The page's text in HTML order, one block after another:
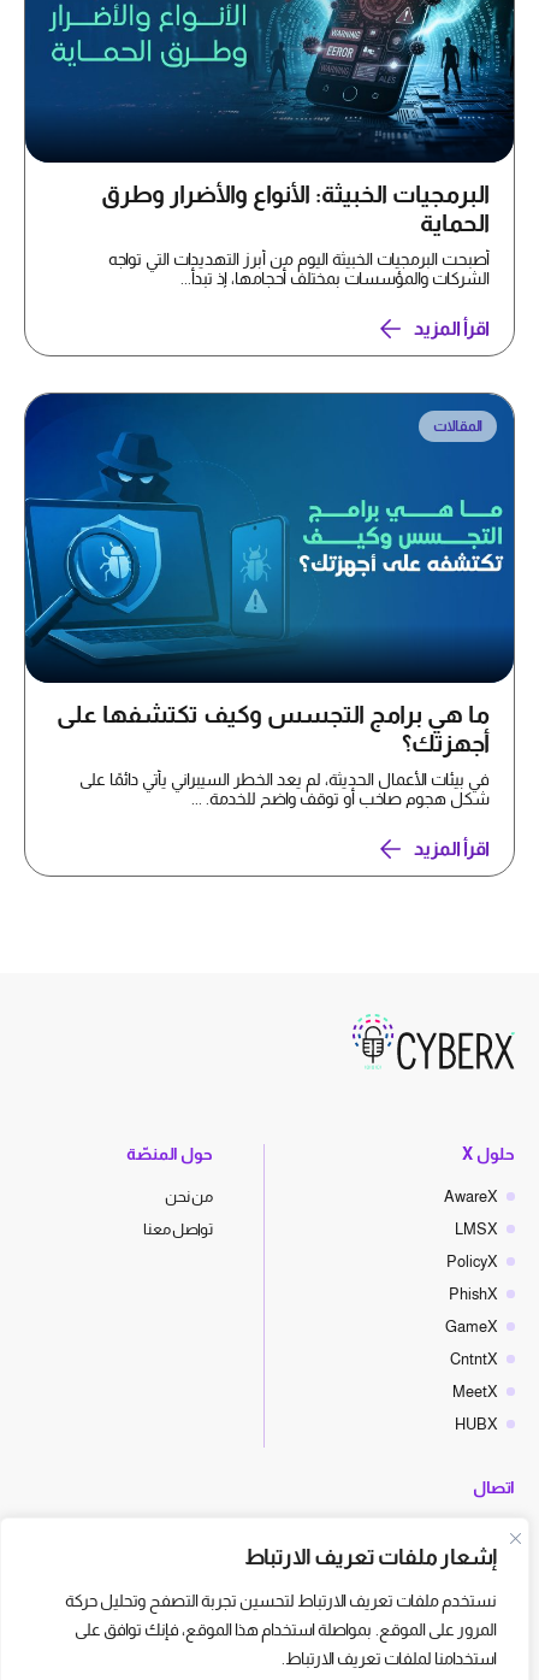
إشعار ملفات تعريف الارتباط
نستخدم ملفات تعريف الارتباط لتحسين تجربة التصفح وتحليل حركة
المرور على الموقع. بمواصلة استخدام هذا الموقع، فإنك توافق على
استخدامنا لملفات تعريف الارتباط.
البرمجيات الخبيثة: الأنواع والأضرار وطرق
الحماية
أصبحت البرمجيات الخبيثة اليوم من أبرز التهديدات التي تواجه
الشركات والمؤسسات بمختلف أحجامها، إذ تبدأ...
اقرأ المزيد
المقالات
ما هي برامج التجسس وكيف تكتشفها على
أجهزتك؟
في بيئات الأعمال الحديثة، لم يعد الخطر السيبراني يأتي دائمًا على
شكل هجوم صاخب أو توقف واضح للخدمة. ...
اقرأ المزيد
حلول X
AwareX
LMSX
PolicyX
PhishX
GameX
CntntX
MeetX
HUBX
حول المنصّة
من نحن
تواصل معنا
اتصال
hello@cyberx.world